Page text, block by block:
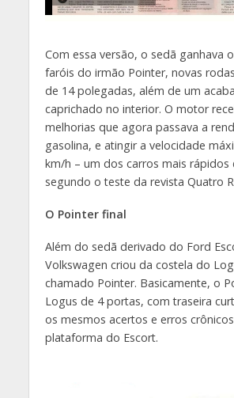
Com essa versão, o sedã ganhava
faróis do irmão Pointer, novas
de 14 polegadas, além de um
caprichado no interior. O motor
melhorias que agora passava a
gasolina, e atingir a velocidade
km/h – um dos carros mais rápidos
segundo o teste da revista Quatro
O Pointer final
Além do sedã derivado do Ford
Volkswagen criou da costela do
chamado Pointer. Basicamente, o
Logus de 4 portas, com traseira
os mesmos acertos e erros
plataforma do Escort.